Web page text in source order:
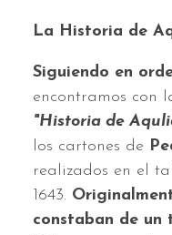
La Historia de
Siguiendo en
encontramos con
"Historia de
los cartones de
realizados en el
1643.
constaban de un